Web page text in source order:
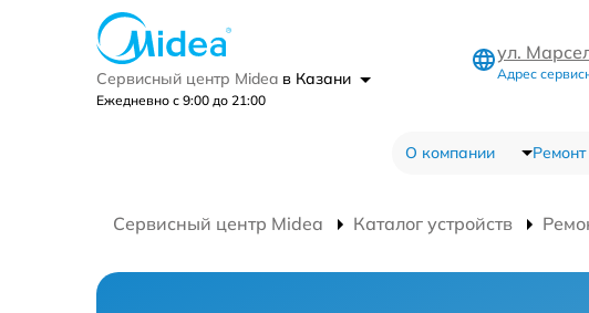
Сервисный центр Midea в Казани
Ежедневно с 9:00 до 21:00
ул.
Адрес
О компании Ремонт
Сервисный центр Midea Каталог устройств